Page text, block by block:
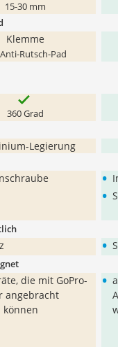
15-30 mm
Klemme
Rutsch-Pad
360 Grad
Legierung
•
•
•
die mit GoPro-
angebracht
können
•